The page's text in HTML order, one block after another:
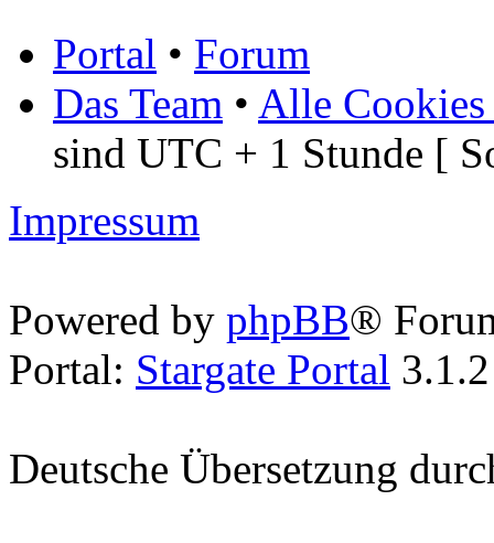
Portal • Forum
Das Team • Alle Cookies
sind UTC + 1 Stunde [
Impressum
Powered by phpBB®
Portal: Stargate Portal
Deutsche Übersetzung